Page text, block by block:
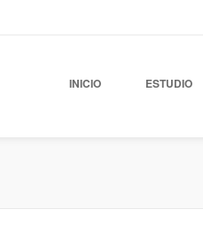
INICIO ESTUDIO